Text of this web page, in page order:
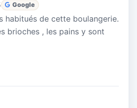
Google
habitués de cette boulangerie.
brioches , les pains y sont